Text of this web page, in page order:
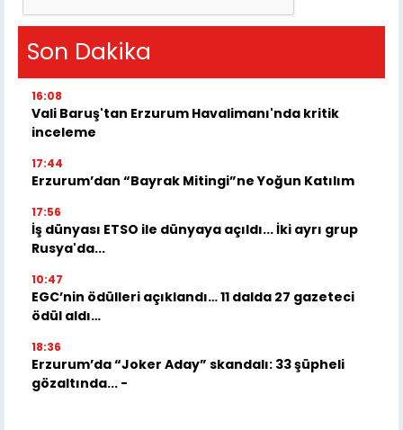
Son Dakika
16:08
Vali Baruş'tan Erzurum Havalimanı'nda kritik
inceleme
17:44
Erzurum’dan “Bayrak Mitingi”ne Yoğun Katılım
17:56
İş dünyası ETSO ile dünyaya açıldı... İki ayrı grup
Rusya'da...
10:47
EGC’nin ödülleri açıklandı… 11 dalda 27 gazeteci
ödül aldı…
18:36
Erzurum’da “Joker Aday” skandalı: 33 şüpheli
gözaltında... -